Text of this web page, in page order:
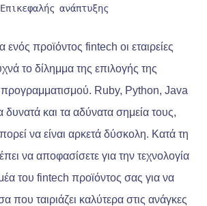
Επικεφαλής ανάπτυξης
ενός προϊόντος fintech οι εταιρείες
το δίλημμα της επιλογής της
Ruby, Python, Java
δυνατά και τα αδύνατα σημεία τους,
να είναι αρκετά δύσκολη. Κατά τη
να αποφασίσετε για την τεχνολογία
του fintech προϊόντος σας για να
που ταιριάζει καλύτερα στις ανάγκες